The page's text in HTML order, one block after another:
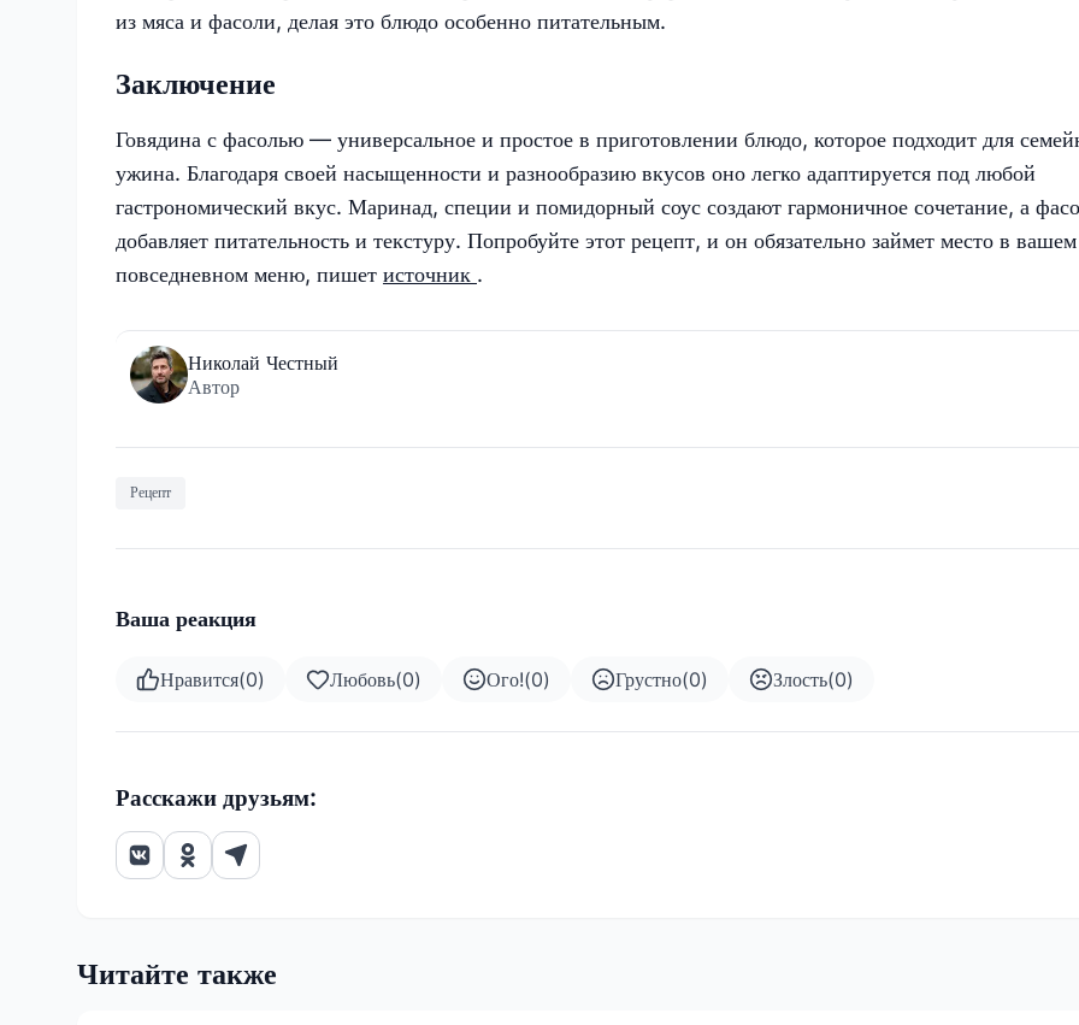
из мяса и фасоли, делая это блюдо особенно питательным.
Заключение
Говядина с фасолью — универсальное и простое в приготовлении блюдо, которое подходит для
ужина. Благодаря своей насыщенности и разнообразию вкусов оно легко адаптируется под любой
гастрономический вкус. Маринад, специи и помидорный соус создают гармоничное сочетание, а
добавляет питательность и текстуру. Попробуйте этот рецепт, и он обязательно займет место в вашем
повседневном меню, пишет источник .
Николай Честный
Автор
Рецепт
Ваша реакция
Нравится(0) Любовь(0) Ого!(0) Грустно(0) Злость(0)
Расскажи друзьям:
Читайте также